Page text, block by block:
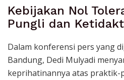
Kebijakan Nol
Pungli dan
Dalam konferensi pers yang
Bandung, Dedi Mulyadi
keprihatinannya atas